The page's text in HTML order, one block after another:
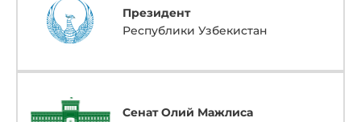
Президент
Республики Узбекистан
Сенат Олий Мажлиса